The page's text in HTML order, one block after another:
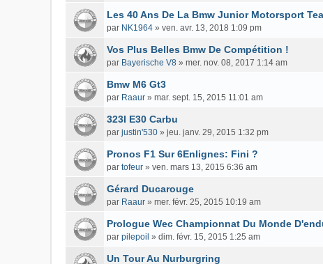
Les 40 Ans De La Bmw Junior Motorsport
par NK1964 » ven. avr. 13, 2018 1:09 pm
Vos Plus Belles Bmw De Compétition !
par Bayerische V8 » mer. nov. 08, 2017 1:14 am
Bmw M6 Gt3
par Raaur » mar. sept. 15, 2015 11:01 am
323I E30 Carbu
par justin'530 » jeu. janv. 29, 2015 1:32 pm
Pronos F1 Sur 6Enlignes: Fini ?
par tofeur » ven. mars 13, 2015 6:36 am
Gérard Ducarouge
par Raaur » mer. févr. 25, 2015 10:19 am
Prologue Wec Championnat Du Monde
par pilepoil » dim. févr. 15, 2015 1:25 am
Un Tour Au Nurburgring